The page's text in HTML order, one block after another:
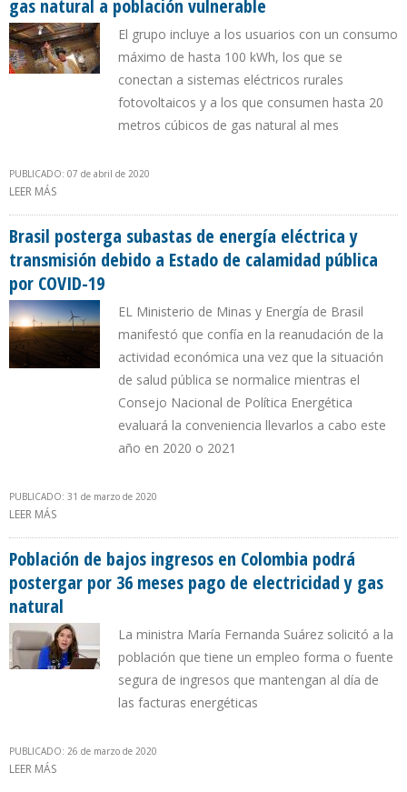
gas natural a población vulnerable
El grupo incluye a los usuarios con un consumo
máximo de hasta 100 kWh, los que se
conectan a sistemas eléctricos rurales
fotovoltaicos y a los que consumen hasta 20
metros cúbicos de gas natural al mes
PUBLICADO: 07 de abril de 2020
LEER MÁS
Brasil posterga subastas de energía eléctrica y
transmisión debido a Estado de calamidad pública
por COVID-19
EL Ministerio de Minas y Energía de Brasil
manifestó que confía en la reanudación de la
actividad económica una vez que la situación
de salud pública se normalice mientras el
Consejo Nacional de Política Energética
evaluará la conveniencia llevarlos a cabo este
año en 2020 o 2021
PUBLICADO: 31 de marzo de 2020
LEER MÁS
COVID-19
Población de bajos ingresos en Colombia podrá
postergar por 36 meses pago de electricidad y gas
natural
La ministra María Fernanda Suárez solicitó a la
población que tiene un empleo forma o fuente
segura de ingresos que mantengan al día de
las facturas energéticas
PUBLICADO: 26 de marzo de 2020
LEER MÁS